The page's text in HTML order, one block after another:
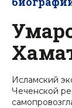
Исламский
Чеченской